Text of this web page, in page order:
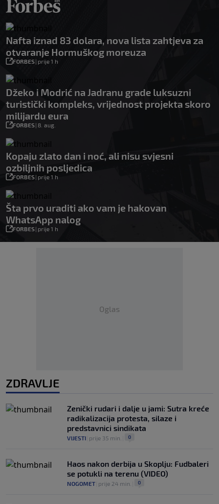
Nafta iznad 83 dolara, nova lista zahtjeva za
otvaranje Hormuškog moreuza
FORBES| prije 1 h
Džeko i Modrić na Jadranu grade luksuzni
turistički kompleks, vrijednost projekta skoro
milijardu eura
FORBES| 8. aug.
Kopaju zlato dan i noć, ali nisu svjesni
ozbiljnih posljedica
FORBES| prije 1 h
Šta prvo uraditi ako vam je hakovan
WhatsApp nalog
FORBES| prije 1 h
Oglas
ZDRAVLJE
Zenički rudari i dalje u jami: Sutra kreće
radikalizacija protesta, silaze i
predstavnici sindikata
VIJESTI prije 35 min. 0
Haos nakon derbija u Skoplju: Fudbaleri
se potukli na terenu (VIDEO)
NOGOMET prije 24 min. 0